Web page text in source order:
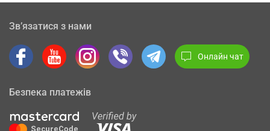
Зв’язатися з нами
Онлайн чат
Безпека платежів